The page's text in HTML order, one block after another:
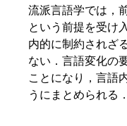
流派言語学では，
という前提を受け
内的に制約されざ
ない．言語変化の
ことになり，言語
うにまとめられる．